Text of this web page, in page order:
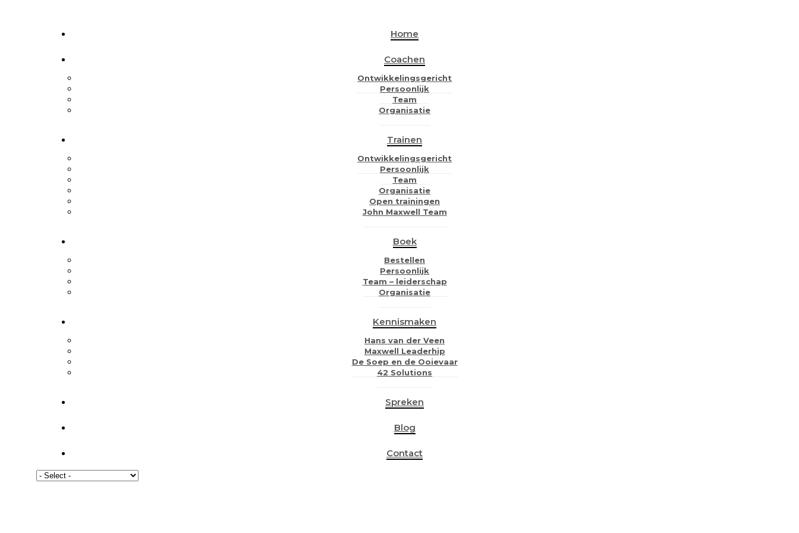
Home
Coachen
Ontwikkelingsgericht
Persoonlijk
Team
Organisatie
Trainen
Ontwikkelingsgericht
Persoonlijk
Team
Organisatie
Open trainingen
John Maxwell Team
Boek
Bestellen
Persoonlijk
Team – leiderschap
Organisatie
Kennismaken
Hans van der Veen
Maxwell Leaderhip
De Soep en de Ooievaar
42 Solutions
Spreken
Blog
Contact